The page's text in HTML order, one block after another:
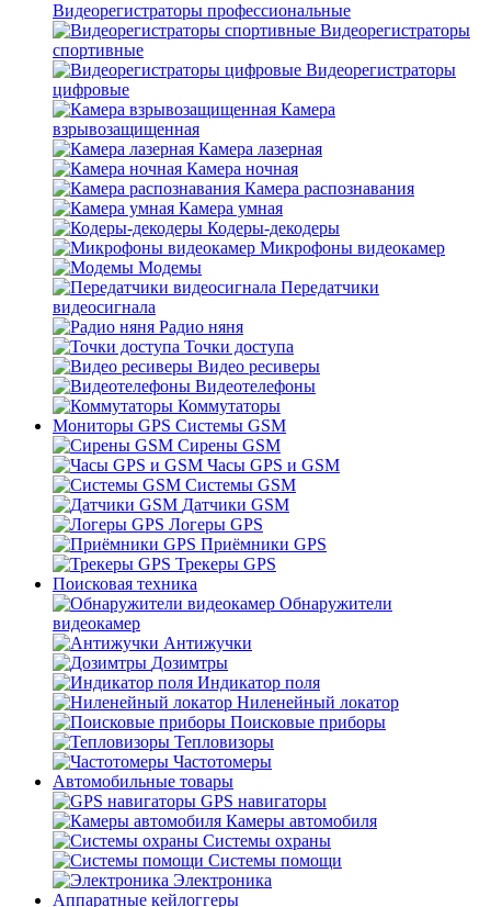
Видеорегистраторы профессиональные
Видеорегистраторы
спортивные
Видеорегистраторы
цифровые
Камера
взрывозащищенная
Камера лазерная
Камера ночная
Камера распознавания
Камера умная
Кодеры-декодеры
Микрофоны видеокамер
Модемы
Передатчики
видеосигнала
Радио няня
Точки доступа
Видео ресиверы
Видеотелефоны
Коммутаторы
Мониторы GPS Системы GSM
Сирены GSM
Часы GPS и GSM
Системы GSM
Датчики GSM
Логеры GPS
Приёмники GPS
Трекеры GPS
Поисковая техника
Обнаружители
видеокамер
Антижучки
Дозимтры
Индикатор поля
Ниленейный локатор
Поисковые приборы
Тепловизоры
Частотомеры
Автомобильные товары
GPS навигаторы
Камеры автомобиля
Системы охраны
Системы помощи
Электроника
Аппаратные кейлоггеры